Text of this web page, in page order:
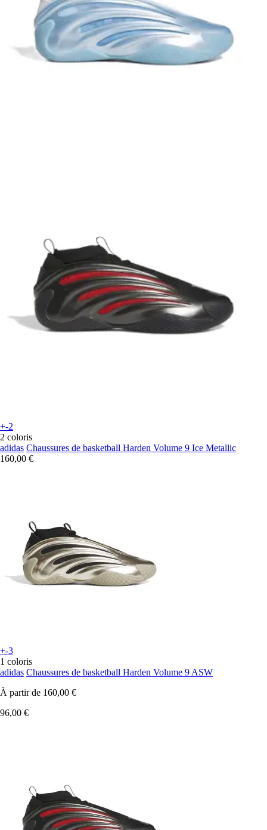
+-2
2 coloris
adidas Chaussures de basketball Harden Volume 9 Ice Metallic
160,00 €
+-3
1 coloris
adidas Chaussures de basketball Harden Volume 9 ASW
À partir de 160,00 €
96,00 €